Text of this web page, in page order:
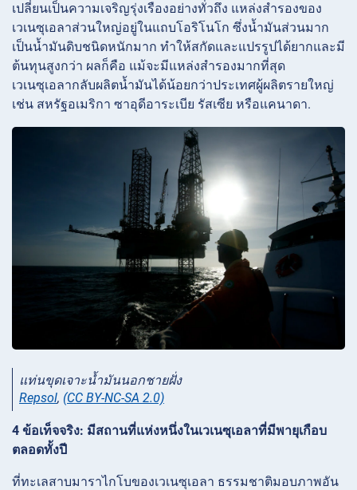
เปลี่ยนเป็นความเจริญรุ่งเรืองอย่างทั่วถึง แหล่งสำรองของ
เวเนซุเอลาส่วนใหญ่อยู่ในแถบโอริโนโก ซึ่งน้ำมันส่วนมาก
เป็นน้ำมันดิบชนิดหนักมาก ทำให้สกัดและแปรรูปได้ยากและมี
ต้นทุนสูงกว่า ผลก็คือ แม้จะมีแหล่งสำรองมากที่สุด
เวเนซุเอลากลับผลิตน้ำมันได้น้อยกว่าประเทศผู้ผลิตรายใหญ่
เช่น สหรัฐอเมริกา ซาอุดีอาระเบีย รัสเซีย หรือแคนาดา.
แท่นขุดเจาะน้ำมันนอกชายฝั่ง
Repsol, (CC BY-NC-SA 2.0)
4 ข้อเท็จจริง: มีสถานที่แห่งหนึ่งในเวเนซุเอลาที่มีพายุเกือบ
ตลอดทั้งปี
ที่ทะเลสาบมาราไกโบของเวเนซุเอลา ธรรมชาติมอบภาพอัน